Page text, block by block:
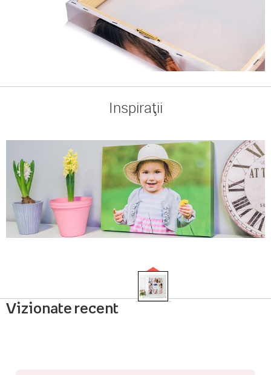
Inspirații
Vizionate recent